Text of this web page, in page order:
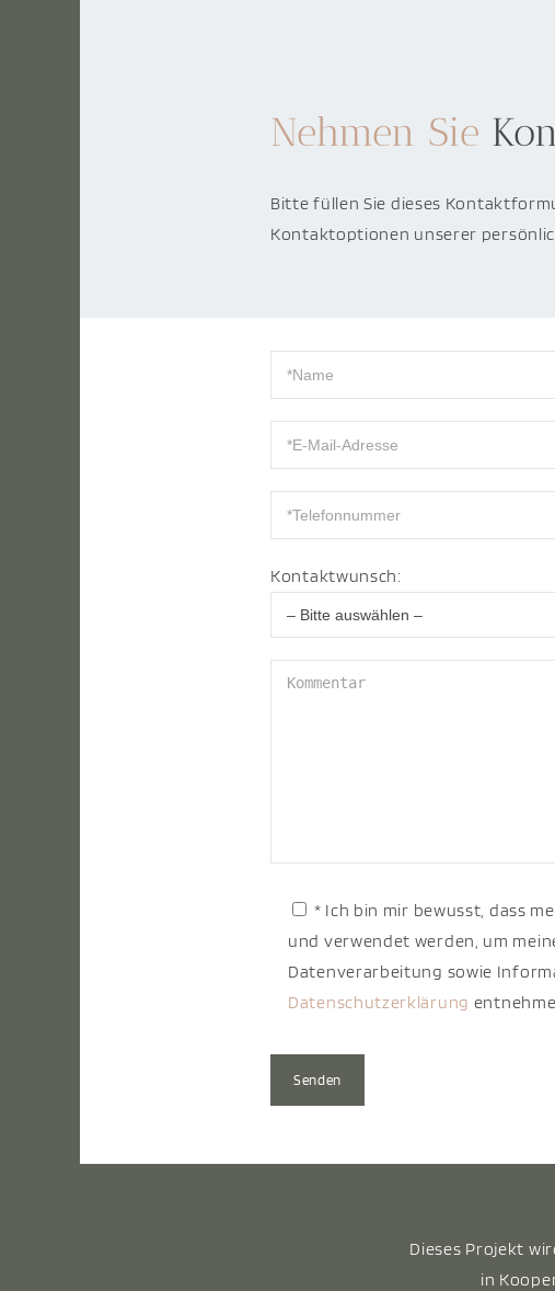
Nehmen Sie
Bitte füllen Sie dieses
Kontaktoptionen unserer
Kontaktwunsch:
* Ich bin mir bewusst, dass
und verwendet werden, um
Datenverarbeitung sowie
Datenschutzerklärung
Dieses Projekt
in